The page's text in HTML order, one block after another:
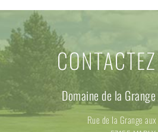
Domaine de la
Rue de la Grange